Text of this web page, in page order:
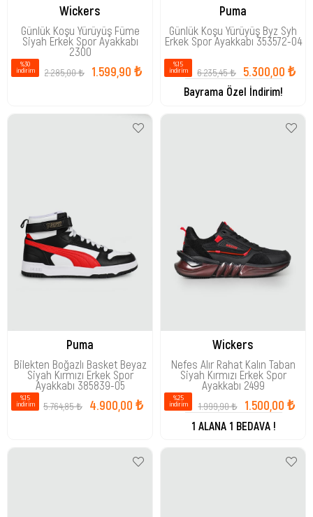
Wickers
Günlük Koşu Yürüyüş Füme
Siyah Erkek Spor Ayakkabı
2300
1.599,90 ₺
2.285,00 ₺
%30
i̇ndirim
Puma
Günlük Koşu Yürüyüş Byz Syh
Erkek Spor Ayakkabı 353572-04
5.300,00 ₺
6.235,45 ₺
Bayrama Özel İndirim!
%15
i̇ndirim
Puma
Bilekten Boğazlı Basket Beyaz
Siyah Kırmızı Erkek Spor
Ayakkabı 385839-05
4.900,00 ₺
5.764,85 ₺
%15
i̇ndirim
Wickers
Nefes Alır Rahat Kalın Taban
Siyah Kırmızı Erkek Spor
Ayakkabı 2499
1.500,00 ₺
1.999,90 ₺
1 ALANA 1 BEDAVA !
%25
i̇ndirim